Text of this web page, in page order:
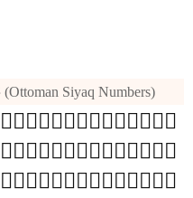
Siyaq Numbers)
𞴀
𞴁
𞴂
𞴃
𞴄
𞴅
𞴆
𞴇
𞴈
𞴉
𞴊
𞴋
𞴌
𞴍
𞴞
𞴟
𞴠
𞴡
𞴢
𞴣
𞴤
𞴥
𞴦
𞴧
𞴨
𞴩
𞴪
𞴫
𞴼
𞴽
𞴾
𞴿
𞵀
𞵁
𞵂
𞵃
𞵄
𞵅
𞵆
𞵇
𞵈
𞵉